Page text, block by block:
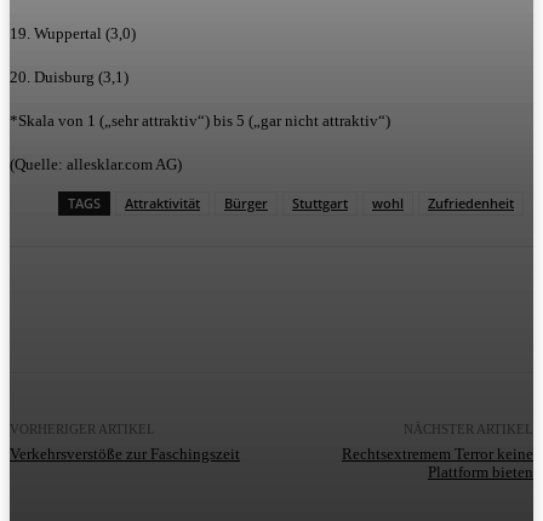
19. Wuppertal (3,0)
20. Duisburg (3,1)
*Skala von 1 („sehr attraktiv“) bis 5 („gar nicht attraktiv“)
(Quelle: allesklar.com AG)
TAGS Attraktivität Bürger Stuttgart wohl Zufriedenheit
VORHERIGER ARTIKEL
Verkehrsverstöße zur Faschingszeit
NÄCHSTER ARTIKEL
Rechtsextremem Terror keine
Plattform bieten